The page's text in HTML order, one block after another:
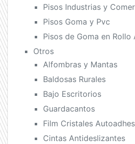
Pisos Industrias y
Pisos Goma y Pvc
Pisos de Goma en Rollo
Otros
Alfombras y Mantas
Baldosas Rurales
Bajo Escritorios
Guardacantos
Film Cristales
Cintas Antideslizantes